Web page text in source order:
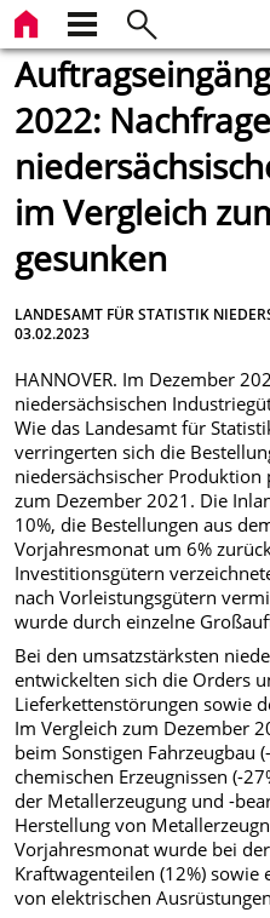
2022:
im Vergleich
gesunken
LANDESAMT FÜR STATISTIK
03.02.2023
HANNOVER. Im Dezember
niedersächsischen
Wie das Landesamt für
verringerten sich die
niedersächsischer
zum Dezember 2021. Die
10%, die Bestellungen aus
Vorjahresmonat um 6%
Investitionsgütern
nach Vorleistungsgütern
wurde durch einzelne
Bei den umsatzstärksten
entwickelten sich die Orders
Lieferkettenstörungen sowie
Im Vergleich zum Dezember
beim Sonstigen Fahrzeugbau
chemischen Erzeugnissen (-
der Metallerzeugung und -
Herstellung von
Vorjahresmonat wurde bei
Kraftwagenteilen (12%)
von elektrischen